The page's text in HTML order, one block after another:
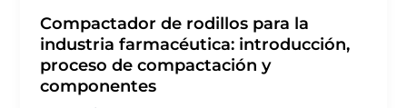
Compactador de rodillos para la
industria farmacéutica: introducción,
proceso de compactación y
componentes